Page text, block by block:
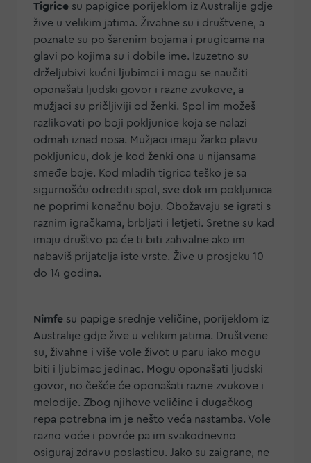
Tigrice su papigice porijeklom iz Australije gdje
žive u velikim jatima. Živahne su i društvene, a
poznate su po šarenim bojama i prugicama na
glavi po kojima su i dobile ime. Izuzetno su
drželjubivi kućni ljubimci i mogu se naučiti
oponašati ljudski govor i razne zvukove, a
mužjaci su pričljiviji od ženki. Spol im možeš
razlikovati po boji pokljunice koja se nalazi
odmah iznad nosa. Mužjaci imaju žarko plavu
pokljunicu, dok je kod ženki ona u nijansama
smeđe boje. Kod mladih tigrica teško je sa
sigurnošću odrediti spol, sve dok im pokljunica
ne poprimi konačnu boju. Obožavaju se igrati s
raznim igračkama, brbljati i letjeti. Sretne su kad
imaju društvo pa će ti biti zahvalne ako im
nabaviš prijatelja iste vrste. Žive u prosjeku 10
do 14 godina.
Nimfe su papige srednje veličine, porijeklom iz
Australije gdje žive u velikim jatima. Društvene
su, živahne i više vole život u paru iako mogu
biti i ljubimac jedinac. Mogu oponašati ljudski
govor, no češće će oponašati razne zvukove i
melodije. Zbog njihove veličine i dugačkog
repa potrebna im je nešto veća nastamba. Vole
razno voće i povrće pa im svakodnevno
osiguraj zdravu poslasticu. Jako su zaigrane, ne